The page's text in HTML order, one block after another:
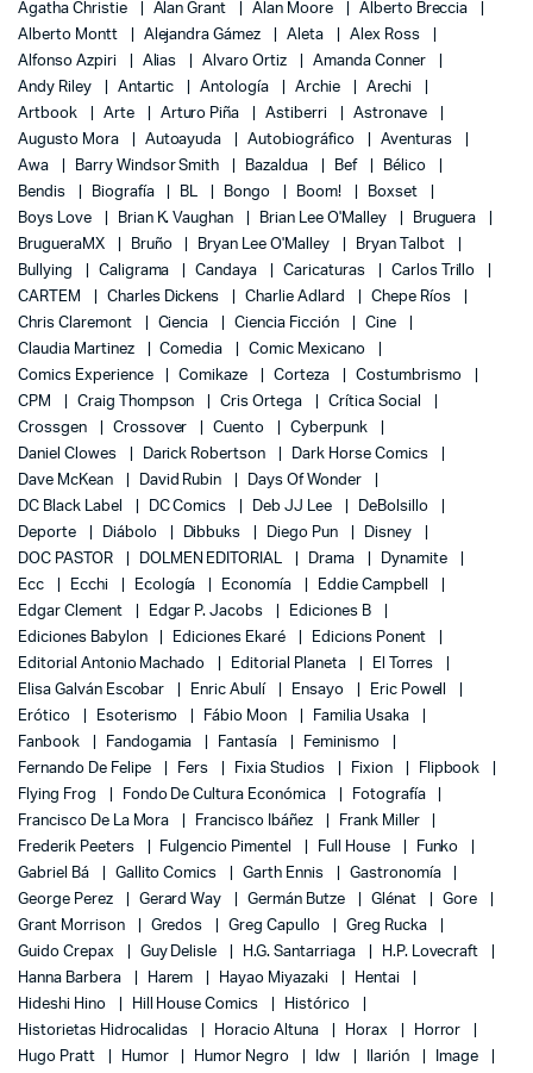
Agatha Christie
Alan Grant Alan Moore
Alberto Breccia
Alberto Montt
Alejandra Gámez Aleta
Alex Ross
Alfonso Azpiri
Alias Alvaro Ortiz
Amanda Conner
Andy Riley
Antartic Antología Archie
Arechi
Artbook
Arte Arturo Piña Astiberri
Astronave
Augusto Mora
Autoayuda Autobiográfico
Aventuras
Awa
Barry Windsor Smith Bazaldua Bef
Bélico
Bendis
Biografía BL Bongo Boom!
Boxset
Boys Love
Brian K. Vaughan Brian Lee O'Malley
Bruguera
BrugueraMX
Bruño Bryan Lee O'Malley
Bryan Talbot
Bullying
Caligrama Candaya Caricaturas
Carlos Trillo
CARTEM
Charles Dickens Charlie Adlard
Chepe Ríos
Chris Claremont
Ciencia Ciencia Ficción
Cine
Claudia Martinez
Comedia
Comic Mexicano
Comics Experience
Comikaze Corteza
Costumbrismo
CPM
Craig Thompson Cris Ortega
Crítica Social
Crossgen
Crossover Cuento
Cyberpunk
Daniel Clowes
Darick Robertson
Dark Horse Comics
Dave McKean
David Rubin
Days Of Wonder
DC Black Label
DC Comics Deb JJ Lee
DeBolsillo
Deporte
Diábolo Dibbuks Diego Pun
Disney
DOC PASTOR
DOLMEN EDITORIAL Drama
Dynamite
Ecc
Ecchi Ecología Economía
Eddie Campbell
Edgar Clement
Edgar P. Jacobs
Ediciones B
Ediciones Babylon
Ediciones Ekaré
Edicions Ponent
Editorial Antonio Machado
Editorial Planeta
El Torres
Elisa Galván Escobar
Enric Abulí Ensayo
Eric Powell
Erótico
Esoterismo Fábio Moon
Familia Usaka
Fanbook
Fandogamia Fantasía
Feminismo
Fernando De Felipe
Fers Fixia Studios Fixion
Flipbook
Flying Frog
Fondo De Cultura Económica
Fotografía
Francisco De La Mora
Francisco Ibáñez
Frank Miller
Frederik Peeters
Fulgencio Pimentel Full House
Funko
Gabriel Bá
Gallito Comics Garth Ennis
Gastronomía
George Perez
Gerard Way Germán Butze Glénat
Gore
Grant Morrison
Gredos Greg Capullo
Greg Rucka
Guido Crepax
Guy Delisle H.G. Santarriaga
H.P. Lovecraft
Hanna Barbera
Harem Hayao Miyazaki
Hentai
Hideshi Hino
Hill House Comics
Histórico
Historietas Hidrocalidas
Horacio Altuna Horax
Horror
Hugo Pratt
Humor Humor Negro Idw Ilarión
Image